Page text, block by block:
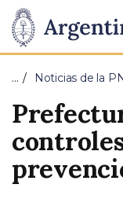
Presidencia
de
la
Nación
Pasar al
… Noticias de la